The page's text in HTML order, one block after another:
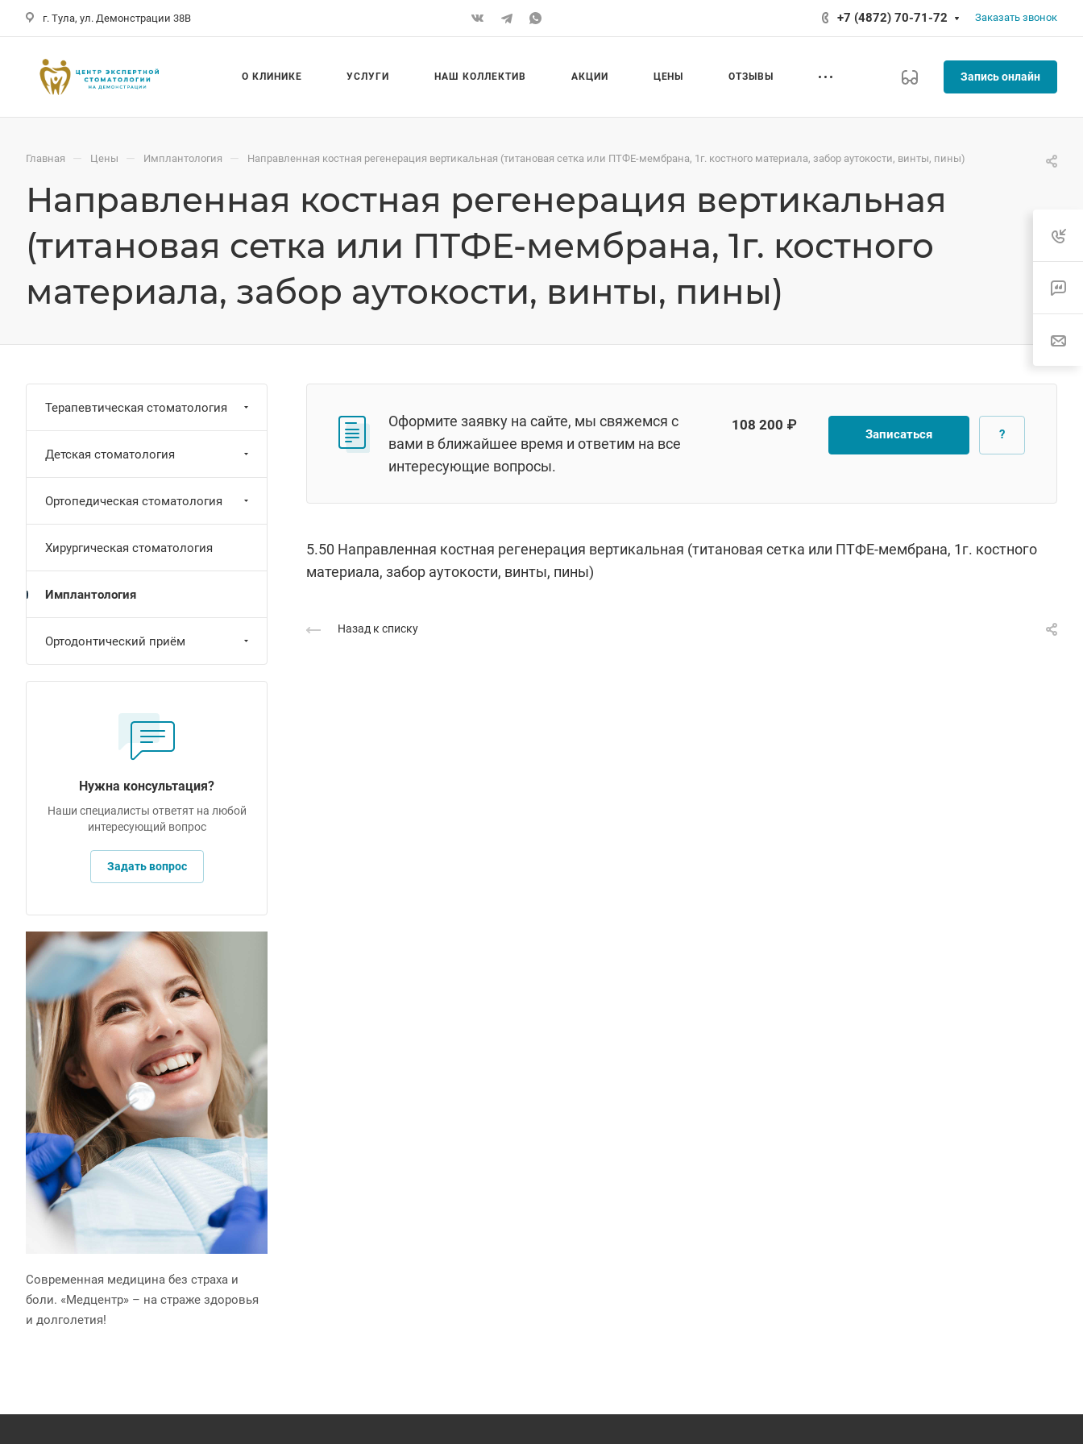
г. Тула, ул. Демонстрации 38В +7 (4872) 70-71-72 Заказать звонок
О КЛИНИКЕ УСЛУГИ НАШ КОЛЛЕКТИВ АКЦИИ ЦЕНЫ ОТЗЫВЫ Запись онлайн
Главная — Цены — Имплантология — Направленная костная регенерация вертикальная (титановая сетка или ПТФЕ-мембрана, 1г. костного материала, забор аутокости, винты, пины)
Направленная костная регенерация вертикальная
(титановая сетка или ПТФЕ-мембрана, 1г. костного
материала, забор аутокости, винты, пины)
Оформите заявку на сайте, мы свяжемся с
вами в ближайшее время и ответим на все
интересующие вопросы.
108 200 ₽
Записаться ?
5.50 Направленная костная регенерация вертикальная (титановая сетка или ПТФЕ-мембрана, 1г. костного
материала, забор аутокости, винты, пины)
Назад к списку
Терапевтическая стоматология
Детская стоматология
Ортопедическая стоматология
Хирургическая стоматология
Имплантология
Ортодонтический приём
Нужна консультация?
Наши специалисты ответят на любой
интересующий вопрос
Задать вопрос
Современная медицина без страха и
боли. «Медцентр» – на страже здоровья
и долголетия!